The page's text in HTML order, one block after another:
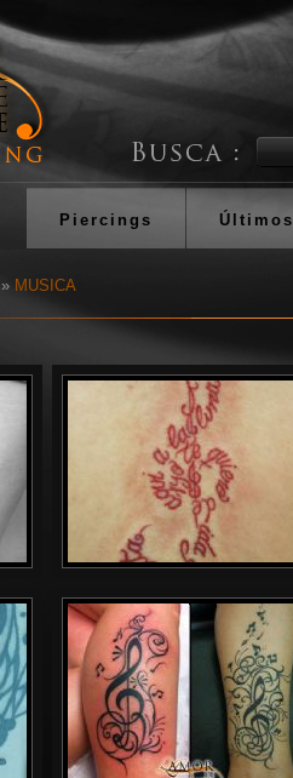
Piercings
» MUSICA